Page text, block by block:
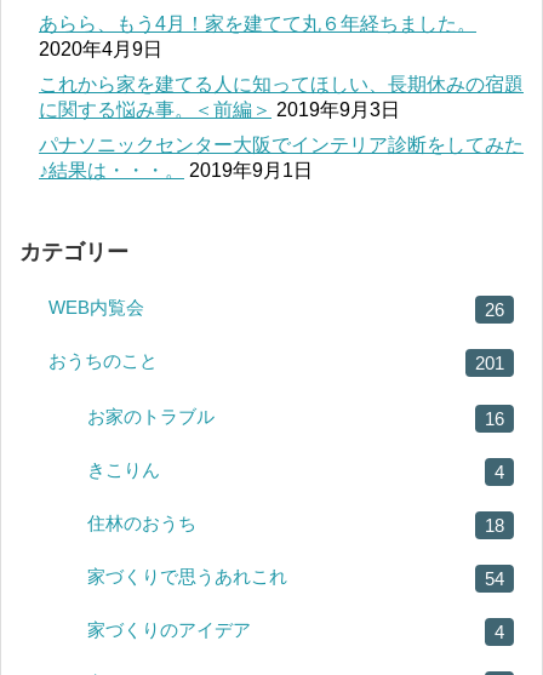
あらら、もう4月！家を建てて丸６年経ちました。
2020年4月9日
これから家を建てる人に知ってほしい、長期休みの宿題
に関する悩み事。＜前編＞ 2019年9月3日
パナソニックセンター大阪でインテリア診断をしてみた
♪結果は・・・。
2019年9月1日
カテゴリー
WEB内覧会 26
おうちのこと 201
お家のトラブル 16
きこりん 4
住林のおうち 18
家づくりで思うあれこれ 54
家づくりのアイデア 4